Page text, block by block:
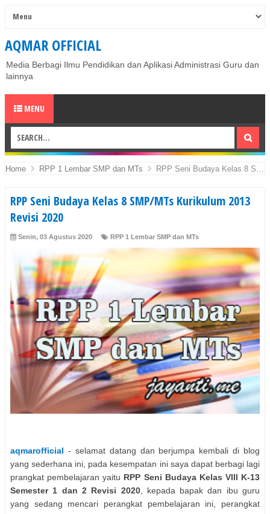
AQMAR OFFICIAL
Media Berbagi Ilmu Pendidikan dan Aplikasi Administrasi Guru dan
lainnya
MENU
Home RPP 1 Lembar SMP dan MTs RPP Seni Budaya Kelas 8 SMP/MTs Kurikulum 2013 Revisi 2020
RPP Seni Budaya Kelas 8 SMP/MTs Kurikulum 2013
Revisi 2020
Senin, 03 Agustus 2020 RPP 1 Lembar SMP dan MTs
aqmarofficial - selamat datang dan berjumpa kembali di blog
yang sederhana ini, pada kesempatan ini saya dapat berbagi lagi
prangkat pembelajaran yaitu RPP Seni Budaya Kelas VIII K-13
Semester 1 dan 2 Revisi 2020, kepada bapak dan ibu guru
yang sedang mencari perangkat pembelajaran ini, perangkat